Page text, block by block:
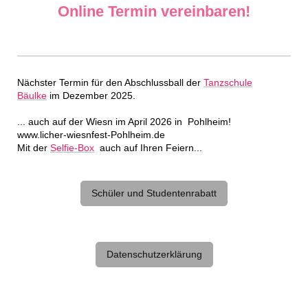
Online Termin vereinbaren!
Nächster Termin für den Abschlussball der Tanzschule
Bäulke im Dezember 2025.
... auch auf der Wiesn im April 2026 in Pohlheim!
www.licher-wiesnfest-Pohlheim.de
Mit der Selfie-Box auch auf Ihren Feiern...
Schüler und Studentenrabatt
Datenschutzerklärung